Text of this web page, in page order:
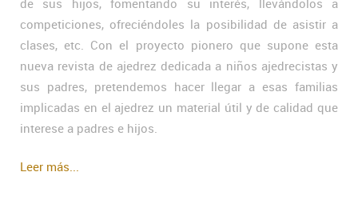
competiciones, ofreciéndoles la posibilidad de asistir a
clases, etc. Con el proyecto pionero que supone esta
nueva revista de ajedrez dedicada a niños ajedrecistas y
sus padres, pretendemos hacer llegar a esas familias
implicadas en el ajedrez un material útil y de calidad que
interese a padres e hijos.
Leer más...